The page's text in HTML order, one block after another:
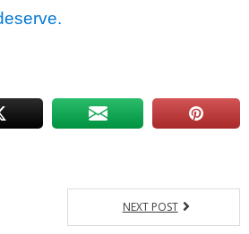
NEXT POST